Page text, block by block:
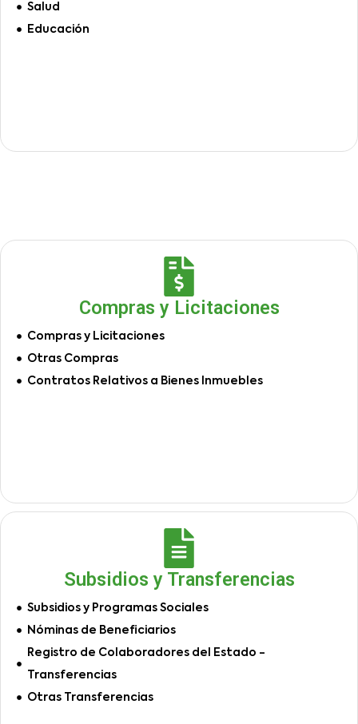
Salud
Educación
Compras y Licitaciones
Compras y Licitaciones
Otras Compras
Contratos Relativos a Bienes Inmuebles
Subsidios y Transferencias
Subsidios y Programas Sociales
Nóminas de Beneficiarios
Registro de Colaboradores del Estado -
Transferencias
Otras Transferencias